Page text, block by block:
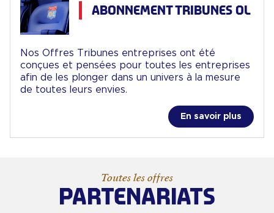
ABONNEMENT TRIBUNES OL
Nos Offres Tribunes entreprises ont été
conçues et pensées pour toutes les entreprises
afin de les plonger dans un univers à la mesure
de toutes leurs envies.
En savoir plus
Toutes les offres
PARTENARIATS